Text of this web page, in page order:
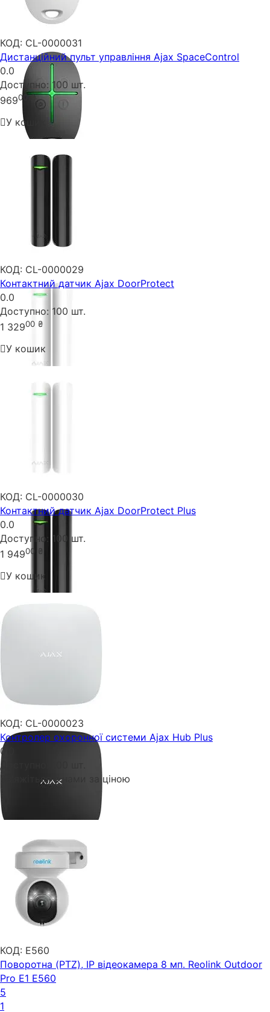
КОД: CL-0000031
Дистанційний пульт управління Ajax SpaceControl
0.0
Доступно: 100 шт.
96900 ₴
У кошик
КОД: CL-0000029
Контактний датчик Ajax DoorProtect
0.0
Доступно: 100 шт.
1 32900 ₴
У кошик
КОД: CL-0000030
Контактний датчик Ajax DoorProtect Plus
0.0
Доступно: 100 шт.
1 94900 ₴
У кошик
КОД: CL-0000023
Контролер охоронної системи Ajax Hub Plus
0.0
Доступно:
Зв'яжіться з нами за ціною
КОД: E560
Поворотна (PTZ), IP відеокамера 8 мп. Reolink Outdoor
Pro E1 E560
5
1